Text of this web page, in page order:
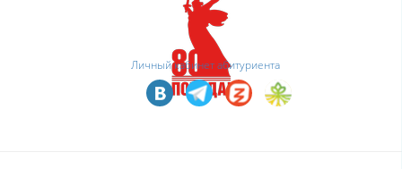
Личный кабинет абитуриента